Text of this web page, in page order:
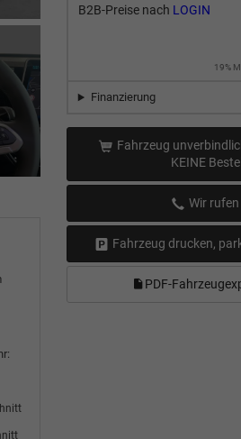
B2B-Preise nach LOGIN
19%
Finanzierung
Fahrzeug
KEINE
Wir rufen
Fahrzeug drucken,
PDF-